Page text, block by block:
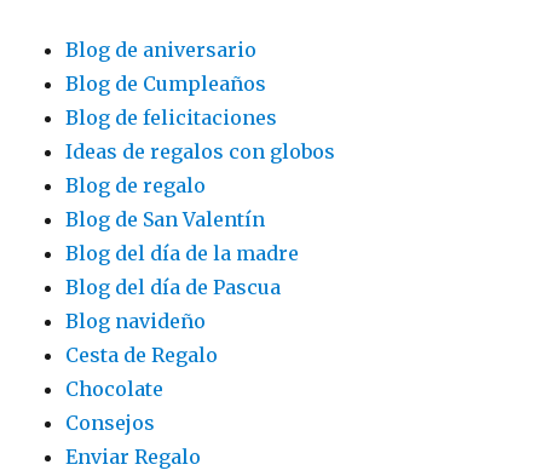
Blog de aniversario
Blog de Cumpleaños
Blog de felicitaciones
Ideas de regalos con globos
Blog de regalo
Blog de San Valentín
Blog del día de la madre
Blog del día de Pascua
Blog navideño
Cesta de Regalo
Chocolate
Consejos
Enviar Regalo